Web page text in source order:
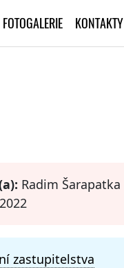
FOTOGALERIE KONTAKTY
Radim Šarapatka
zastupitelstva